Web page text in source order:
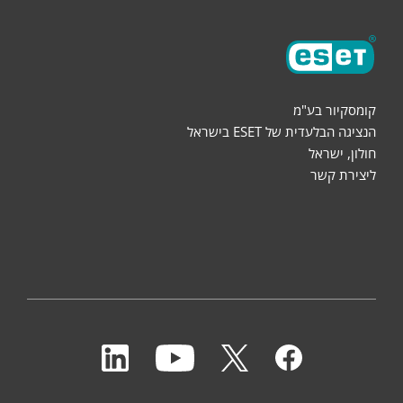
קומסקיור בע"מ
הנציגה הבלעדית של ESET בישראל
חולון, ישראל
ליצירת קשר